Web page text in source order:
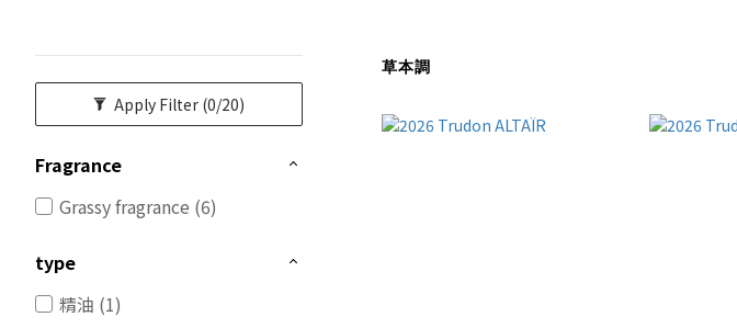
Apply Filter (0/20)
Fragrance
Grassy fragrance (6)
type
精油 (1)
草本調